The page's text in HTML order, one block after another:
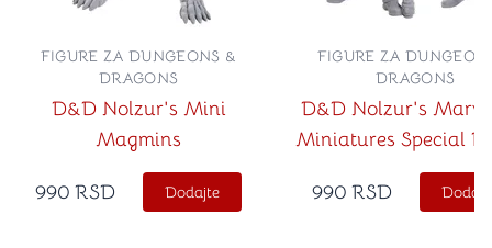
D&D Nolzur's Mini
Magmins
FIGURE ZA DUNGEONS &
DRAGONS
990 RSD Dodajte
D&D Nolzur's
Miniatures Special
Baldur's Gate 3
Astarion
FIGURE ZA
DRAGONS
990 RSD